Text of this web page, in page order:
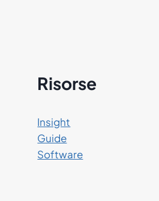
Risorse
Insight
Guide
Software